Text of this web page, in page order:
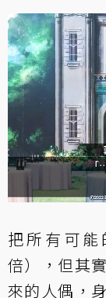
把所有可
倍），但其
來的人偶，